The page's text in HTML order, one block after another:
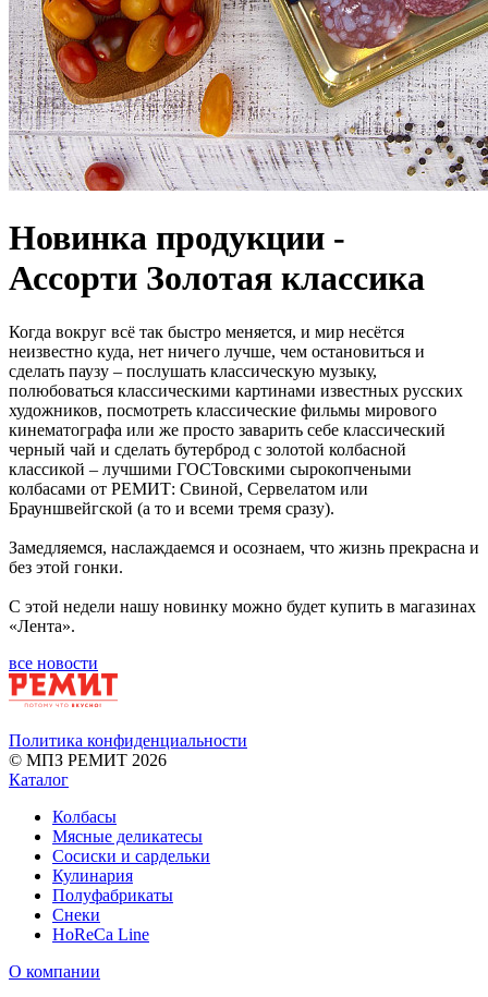
Новинка продукции -
Ассорти Золотая классика
Когда вокруг всё так быстро меняется, и мир несётся
неизвестно куда, нет ничего лучше, чем остановиться и
сделать паузу – послушать классическую музыку,
полюбоваться классическими картинами известных русских
художников, посмотреть классические фильмы мирового
кинематографа или же просто заварить себе классический
черный чай и сделать бутерброд с золотой колбасной
классикой – лучшими ГОСТовскими сырокопчеными
колбасами от РЕМИТ: Свиной, Сервелатом или
Брауншвейгской (а то и всеми тремя сразу).
Замедляемся, наслаждаемся и осознаем, что жизнь прекрасна и
без этой гонки.
С этой недели нашу новинку можно будет купить в магазинах
«Лента».
все новости
Политика конфиденциальности
© МПЗ РЕМИТ 2026
Каталог
Колбасы
Мясные деликатесы
Сосиски и сардельки
Кулинария
Полуфабрикаты
Снеки
HoReCa Line
О компании